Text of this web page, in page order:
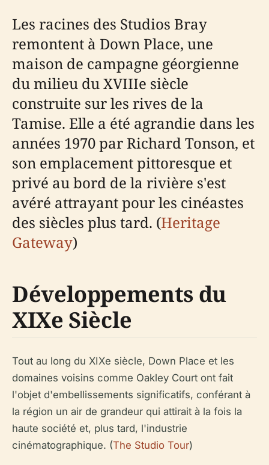
Les racines des Studios Bray
remontent à Down Place, une
maison de campagne géorgienne
du milieu du XVIIIe siècle
construite sur les rives de la
Tamise. Elle a été agrandie dans les
années 1970 par Richard Tonson, et
son emplacement pittoresque et
privé au bord de la rivière s'est
avéré attrayant pour les cinéastes
des siècles plus tard. (Heritage
Gateway)
Développements du
XIXe Siècle
Tout au long du XIXe siècle, Down Place et les
domaines voisins comme Oakley Court ont fait
l'objet d'embellissements significatifs, conférant à
la région un air de grandeur qui attirait à la fois la
haute société et, plus tard, l'industrie
cinématographique. (The Studio Tour)